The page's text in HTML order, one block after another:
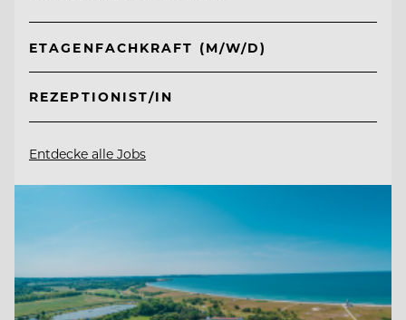
ETAGENFACHKRAFT (M/W/D)
REZEPTIONIST/IN
Entdecke alle Jobs